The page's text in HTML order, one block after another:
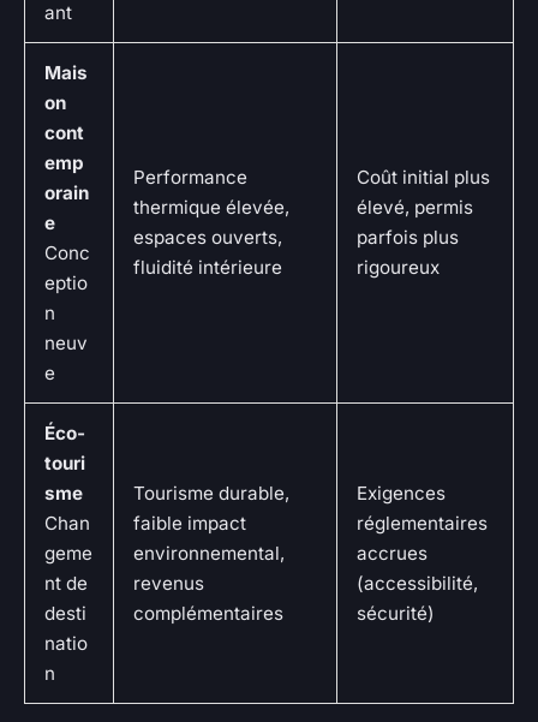
ant
Mais
on
cont
emp
orain
e
Conc
eptio
n
neuv
e
Performance
thermique élevée,
espaces ouverts,
fluidité intérieure
Coût initial plus
élevé, permis
parfois plus
rigoureux
Éco-
touri
sme
Chan
geme
nt de
desti
natio
n
Tourisme durable,
faible impact
environnemental,
revenus
complémentaires
Exigences
réglementaires
accrues
(accessibilité,
sécurité)